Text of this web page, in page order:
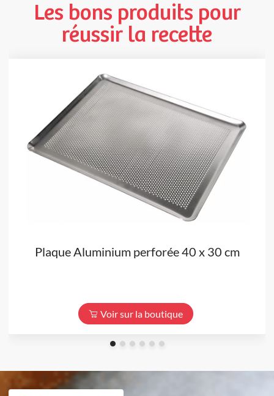
Les bons produits pour
réussir la recette
Plaque Aluminium perforée 40 x 30 cm
Voir sur la boutique